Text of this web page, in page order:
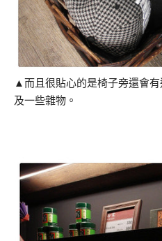
▲而且很貼心的是椅子旁還會
及一些雜物。